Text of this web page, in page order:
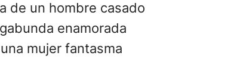
de un hombre casado
enamorada
mujer fantasma